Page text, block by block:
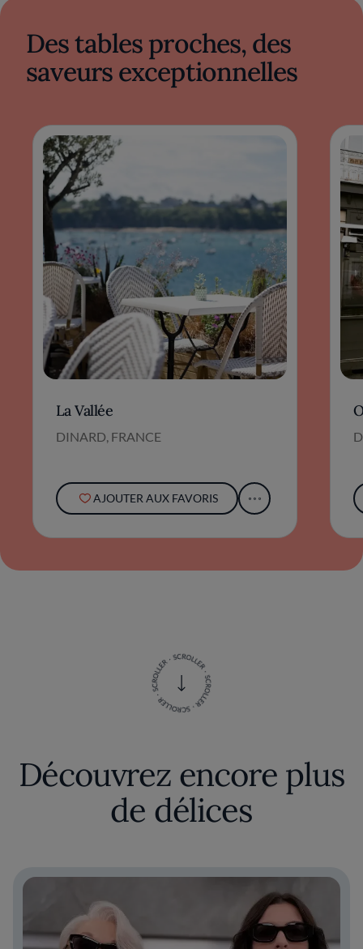
Des tables proches, des
saveurs exceptionnelles
La Vallée
DINARD, FRANCE
AJOUTER AUX FAVORIS
Découvrez encore plus
de délices